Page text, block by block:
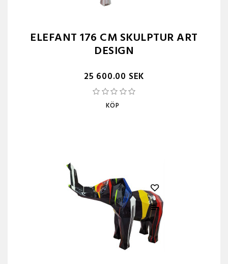
ELEFANT 176 CM SKULPTUR ART
DESIGN
25 600.00 SEK
KÖP